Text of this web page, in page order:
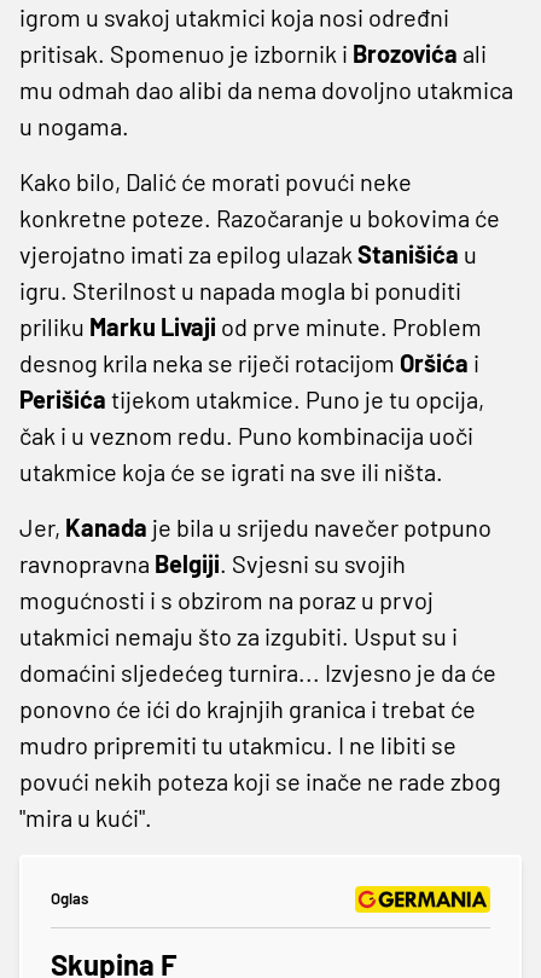
igrom u svakoj utakmici koja nosi određni
pritisak. Spomenuo je izbornik i Brozovića ali
mu odmah dao alibi da nema dovoljno utakmica
u nogama.
Kako bilo, Dalić će morati povući neke
konkretne poteze. Razočaranje u bokovima će
vjerojatno imati za epilog ulazak Stanišića u
igru. Sterilnost u napada mogla bi ponuditi
priliku Marku Livaji od prve minute. Problem
desnog krila neka se riječi rotacijom Oršića i
Perišića tijekom utakmice. Puno je tu opcija,
čak i u veznom redu. Puno kombinacija uoči
utakmice koja će se igrati na sve ili ništa.
Jer, Kanada je bila u srijedu navečer potpuno
ravnopravna Belgiji . Svjesni su svojih
mogućnosti i s obzirom na poraz u prvoj
utakmici nemaju što za izgubiti. Usput su i
domaćini sljedećeg turnira... Izvjesno je da će
ponovno će ići do krajnjih granica i trebat će
mudro pripremiti tu utakmicu. I ne libiti se
povući nekih poteza koji se inače ne rade zbog
"mira u kući".
Oglas
Skupina F